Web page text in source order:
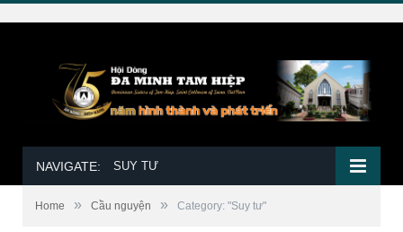
NAVIGATE: SUY TƯ
Home » Cầu nguyện » Category: "Suy tư"